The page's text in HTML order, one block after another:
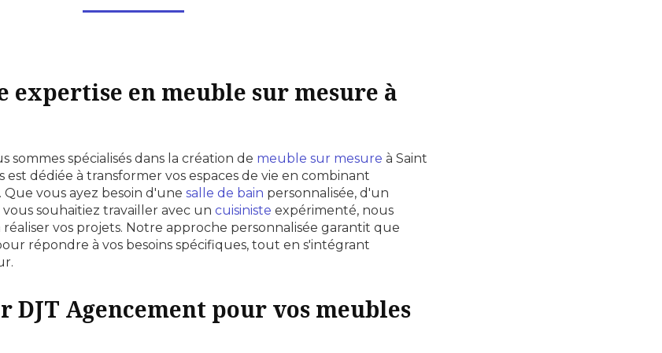
expertise en meuble sur mesure à
sommes spécialisés dans la création de meuble sur mesure à Saint
dédiée à transformer vos espaces de vie en combinant
vous ayez besoin d'une salle de bain personnalisée, d'un
souhaitiez travailler avec un cuisiniste expérimenté, nous
vos projets. Notre approche personnalisée garantit que
répondre à vos besoins spécifiques, tout en s'intégrant
DJT Agencement pour vos meubles